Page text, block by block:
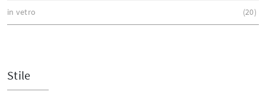
in vetro 20
Stile